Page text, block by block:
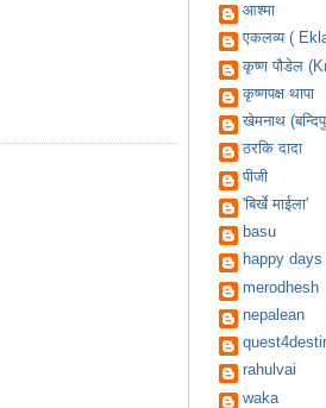
आश्मा
एकलव्य (
कृष्ण पौडेल
कृष्णपक्ष थापा
खेमनाथ
ठरकि दादा
पीजी
'बिर्खे माईला'
basu
happy days
merodhesh
nepalean
rahulvai
waka